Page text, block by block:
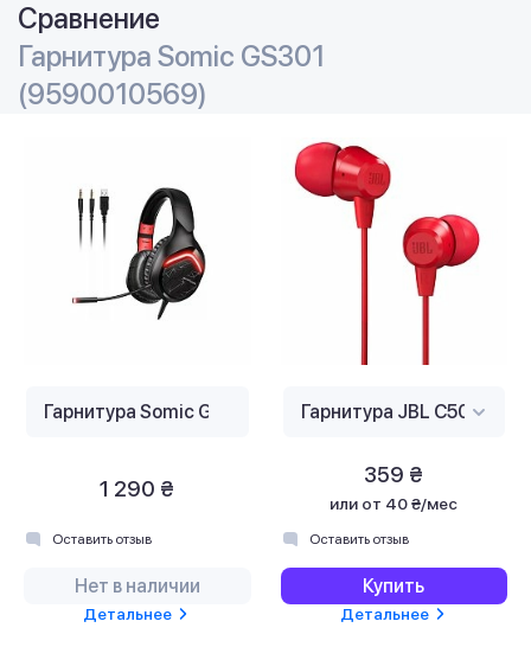
Сравнение
Гарнитура Somic GS301
(9590010569)
1 290 ₴
Оставить отзыв
Нет в наличии
Детальнее
359 ₴
или от 40 ₴/мес
Оставить отзыв
Купить
Детальнее